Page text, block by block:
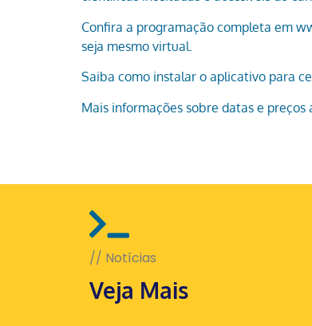
Confira a programação completa em
seja mesmo virtual.
Saiba como instalar o aplicativo para
Mais informações sobre datas e
// Notícias
Veja Mais